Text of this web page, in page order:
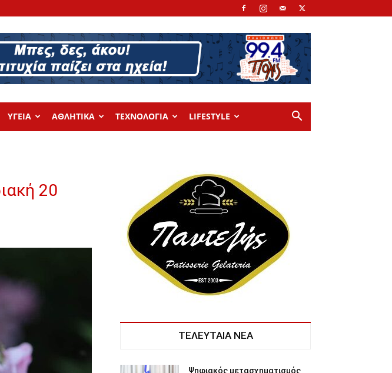
ΥΓΕΙΑ ΑΘΛΗΤΙΚΑ ΤΕΧΝΟΛΟΓΙΑ LIFESTYLE
20
ΤΕΛΕΥΤΑΙΑ ΝΕΑ
Ψηφιακός μετασχηματισμός